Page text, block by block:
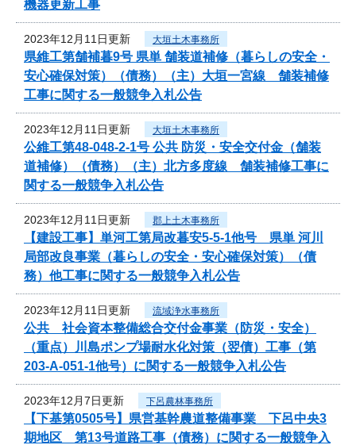
機器更新工事
2023年12月11日更新 大垣土木事務所
県維工第舗補暮9号 県単 舗装道補修（暮らしの安全・
安心確保対策）（債務）（主）大垣一宮線 舗装補修
工事に関する一般競争入札公告
2023年12月11日更新 大垣土木事務所
公維工第48-048-2-1号 公共 防災・安全交付金（舗装
道補修）（債務）（主）北方多度線 舗装補修工事に
関する一般競争入札公告
2023年12月11日更新 郡上土木事務所
【建設工事】単河工第局改暮安5-5-1他号 県単 河川
局部改良事業（暮らしの安全・安心確保対策）（債
務）他工事に関する一般競争入札公告
2023年12月11日更新 流域浄水事務所
公共 社会資本整備総合交付金事業（防災・安全）
（重点）川島ポンプ場耐水化対策（翌債）工事（第
203-A-051-1他号）に関する一般競争入札公告
2023年12月7日更新 下呂農林事務所
【下基第0505号】県営基幹農道整備事業 下呂中央3
期地区 第13号道路工事（債務）に関する一般競争入